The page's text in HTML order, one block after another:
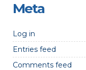
Meta
Log in
Entries feed
Comments feed